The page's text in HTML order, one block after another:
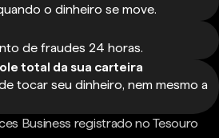
o dinheiro se move.
de fraudes 24 horas.
total da sua carteira
tocar seu dinheiro, nem mesmo a
Business registrado no Tesouro